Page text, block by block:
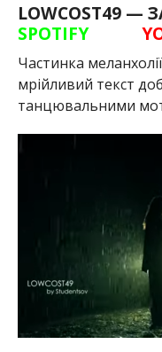
LOWCOST49 —
SPOTIFY
Частинка
мрійливий текст
танцювальними